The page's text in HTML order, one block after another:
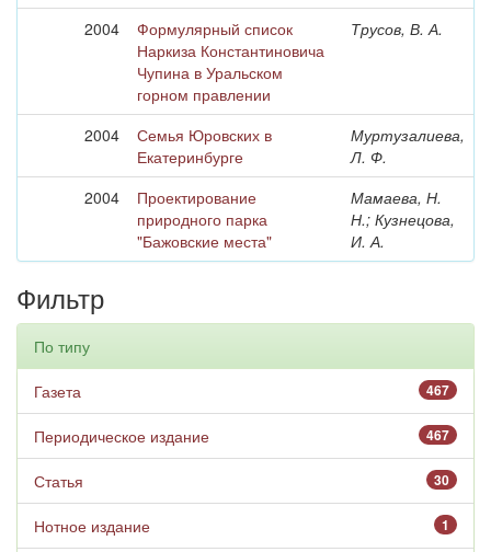
2004
Формулярный список
Наркиза Константиновича
Чупина в Уральском
горном правлении
Трусов, В. А.
2004
Семья Юровских в
Екатеринбурге
Муртузалиева,
Л. Ф.
2004
Проектирование
природного парка
"Бажовские места"
Мамаева, Н.
Н.; Кузнецова,
И. А.
Фильтр
По типу
467
Газета
467
Периодическое издание
30
Статья
1
Нотное издание